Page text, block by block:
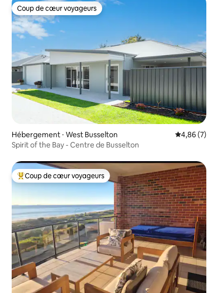
Coup de cœur voyageurs
Coup de cœur voyageurs
Hébergement ⋅ West Busselton Évaluation
4,86 (7)
Spirit of the Bay - Centre de Busselton
Coups de cœur voyageurs les plus appréciés
Coup de cœur voyageurs